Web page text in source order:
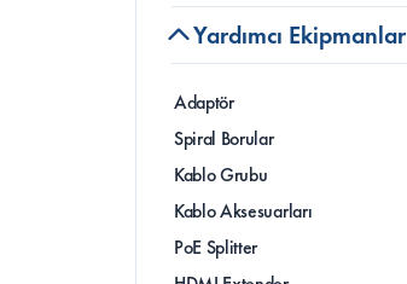
Yardımcı Ekipmanlar
Adaptör
Spiral Borular
Kablo Grubu
Kablo Aksesuarları
PoE Splitter